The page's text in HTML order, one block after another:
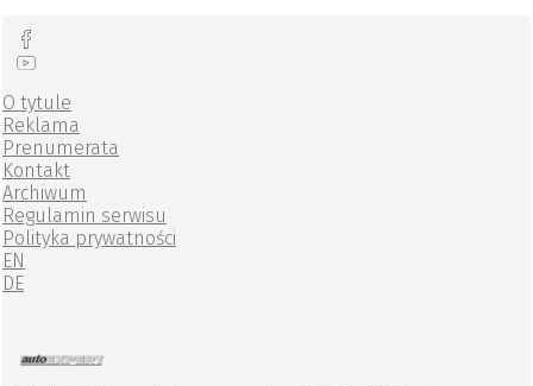
O tytule
Reklama
Prenumerata
Kontakt
Archiwum
Regulamin serwisu
Polityka prywatności
EN
DE